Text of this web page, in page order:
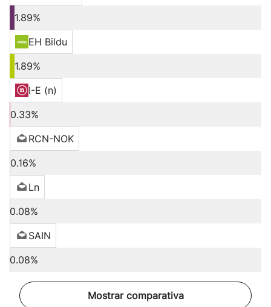
1.89%
EH Bildu
1.89%
I-E (n)
0.33%
RCN-NOK
0.16%
Ln
0.08%
SAIN
0.08%
Mostrar comparativa